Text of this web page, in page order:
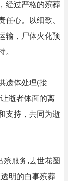
经过严格的殡葬
任心。以细致、
输，尸体火化预
。
遗体处理(接
逝者体面的离
支持，共同为逝
殡服务,去世花圈
明的白事殡葬